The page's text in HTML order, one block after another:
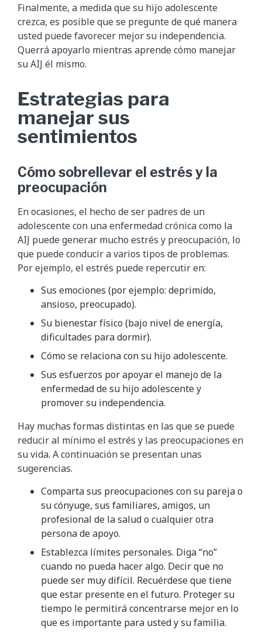
Finalmente, a medida que su hijo adolescente
crezca, es posible que se pregunte de qué manera
usted puede favorecer mejor su independencia.
Querrá apoyarlo mientras aprende cómo manejar
su AIJ él mismo.
Estrategias para
manejar sus
sentimientos
Cómo sobrellevar el estrés y la
preocupación
En ocasiones, el hecho de ser padres de un
adolescente con una enfermedad crónica como la
AIJ puede generar mucho estrés y preocupación, lo
que puede conducir a varios tipos de problemas.
Por ejemplo, el estrés puede repercutir en:
Sus emociones (por ejemplo: deprimido,
ansioso, preocupado).
Su bienestar físico (bajo nivel de energía,
dificultades para dormir).
Cómo se relaciona con su hijo adolescente.
Sus esfuerzos por apoyar el manejo de la
enfermedad de su hijo adolescente y
promover su independencia.
Hay muchas formas distintas en las que se puede
reducir al mínimo el estrés y las preocupaciones en
su vida. A continuación se presentan unas
sugerencias.
Comparta sus preocupaciones con su pareja o
su cónyuge, sus familiares, amigos, un
profesional de la salud o cualquier otra
persona de apoyo.
Establezca límites personales. Diga “no”
cuando no pueda hacer algo. Decir que no
puede ser muy difícil. Recuérdese que tiene
que estar presente en el futuro. Proteger su
tiempo le permitirá concentrarse mejor en lo
que es importante para usted y su familia.